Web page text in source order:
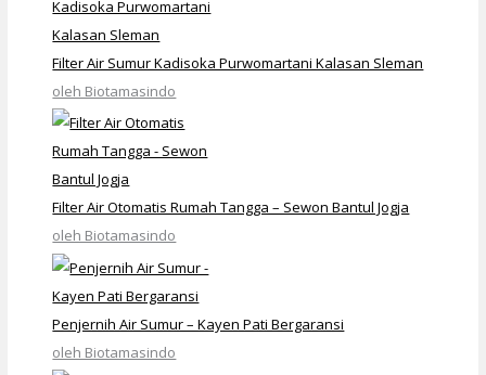
Filter Air Sumur Kadisoka Purwomartani Kalasan Sleman
oleh Biotamasindo
Filter Air Otomatis Rumah Tangga – Sewon Bantul Jogja
oleh Biotamasindo
Penjernih Air Sumur – Kayen Pati Bergaransi
oleh Biotamasindo